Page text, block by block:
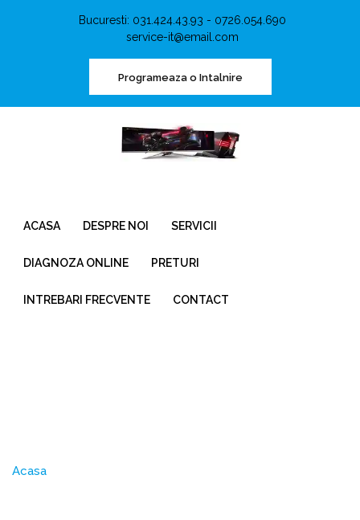
Bucuresti: 031.424.43.93 - 0726.054.690
service-it@email.com
Programeaza o Intalnire
ACASA DESPRE NOI SERVICII
DIAGNOZA ONLINE PRETURI
INTREBARI FRECVENTE CONTACT
Acasa